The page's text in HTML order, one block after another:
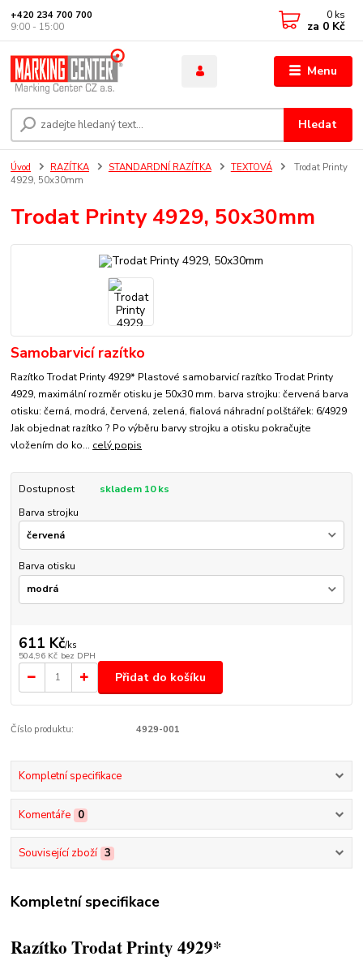
Menu
Hledat
+420 234 700 700
9:00 - 15:00
0 ks
za 0 Kč
Úvod RAZÍTKA STANDARDNÍ RAZÍTKA TEXTOVÁ
Trodat Printy
4929, 50x30mm
Trodat Printy 4929, 50x30mm
Samobarvicí razítko
Razítko Trodat Printy 4929* Plastové samobarvicí razítko Trodat Printy
4929, maximální rozměr otisku je 50x30 mm. barva strojku: červená barva
otisku: černá, modrá, červená, zelená, fialová náhradní polštářek: 6/4929
Jak objednat razítko ? Po výběru barvy strojku a otisku pokračujte
vložením do ko... celý popis
Dostupnost
skladem 10 ks
Barva strojku
Barva otisku
611 Kč/ks
504,96 Kč bez DPH
Přidat do košíku
Číslo produktu: 4929-001
Kompletní specifikace
Komentáře 0
Související zboží 3
Kompletní specifikace
Razítko Trodat Printy 4929*